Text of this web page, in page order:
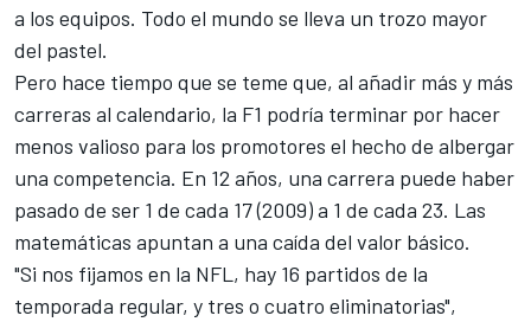
a los equipos. Todo el mundo se lleva un trozo mayor
del pastel.
Pero hace tiempo que se teme que, al añadir más y más
carreras al calendario, la F1 podría terminar por hacer
menos valioso para los promotores el hecho de albergar
una competencia. En 12 años, una carrera puede haber
pasado de ser 1 de cada 17 (2009) a 1 de cada 23. Las
matemáticas apuntan a una caída del valor básico.
"Si nos fijamos en la NFL, hay 16 partidos de la
temporada regular, y tres o cuatro eliminatorias",